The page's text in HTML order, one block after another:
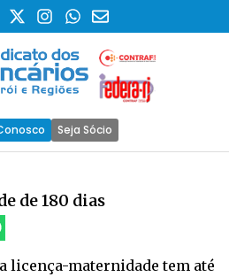
Seja Sócio
de 180 dias
licença-maternidade tem até